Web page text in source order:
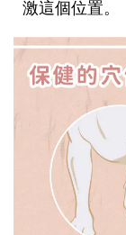
激這個位置。